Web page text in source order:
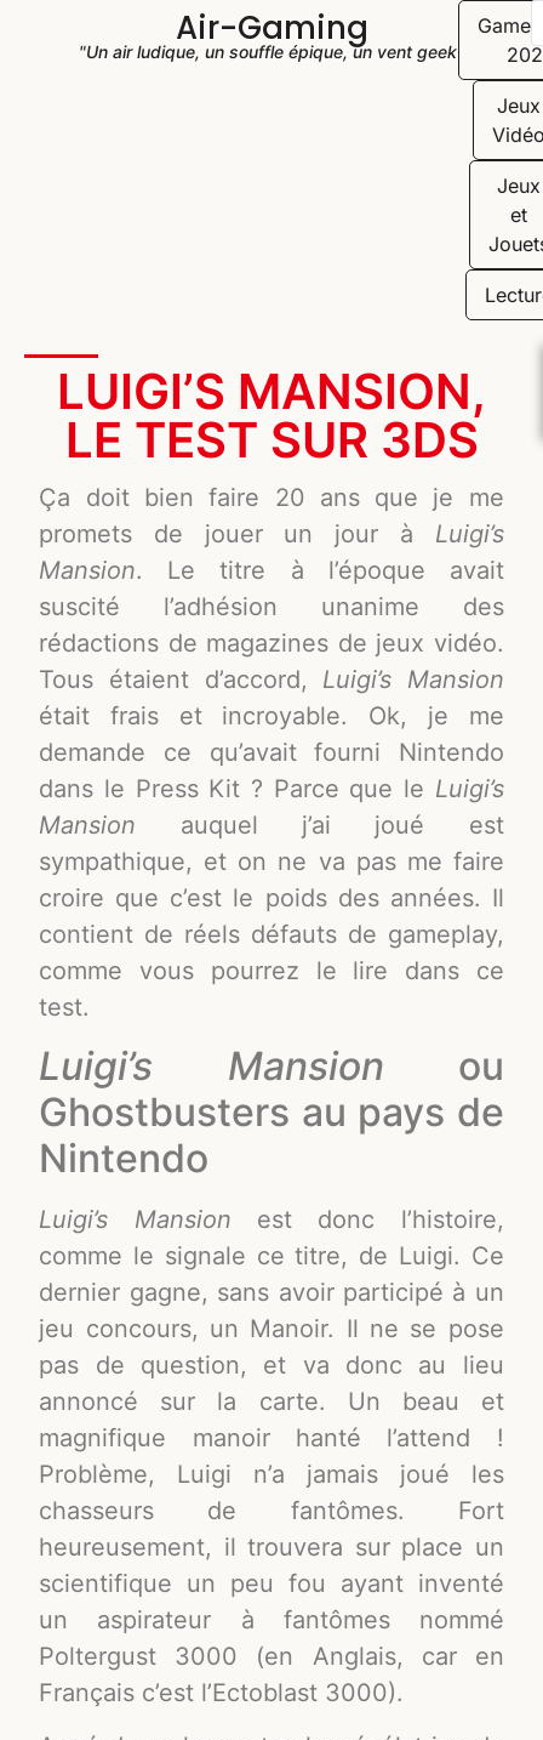
Air-Gaming
"Un air ludique, un souffle épique, un vent geek"
Jeux
Jeux
et
LUIGI’S MANSION,
LE TEST SUR 3DS
Ça doit bien faire 20 ans que je me
promets de jouer un jour à Luigi’s
Mansion. Le titre à l’époque avait
suscité l’adhésion unanime des
rédactions de magazines de jeux vidéo.
Tous étaient d’accord, Luigi’s Mansion
était frais et incroyable. Ok, je me
demande ce qu’avait fourni Nintendo
dans le Press Kit ? Parce que le Luigi’s
Mansion auquel j’ai joué est
sympathique, et on ne va pas me faire
croire que c’est le poids des années. Il
contient de réels défauts de gameplay,
comme vous pourrez le lire dans ce
test.
Luigi’s Mansion ou
Ghostbusters au pays de
Nintendo
Luigi’s Mansion est donc l’histoire,
comme le signale ce titre, de Luigi. Ce
dernier gagne, sans avoir participé à un
jeu concours, un Manoir. Il ne se pose
pas de question, et va donc au lieu
annoncé sur la carte. Un beau et
magnifique manoir hanté l’attend !
Problème, Luigi n’a jamais joué les
chasseurs de fantômes. Fort
heureusement, il trouvera sur place un
scientifique un peu fou ayant inventé
un aspirateur à fantômes nommé
Poltergust 3000 (en Anglais, car en
Français c’est l’Ectoblast 3000).